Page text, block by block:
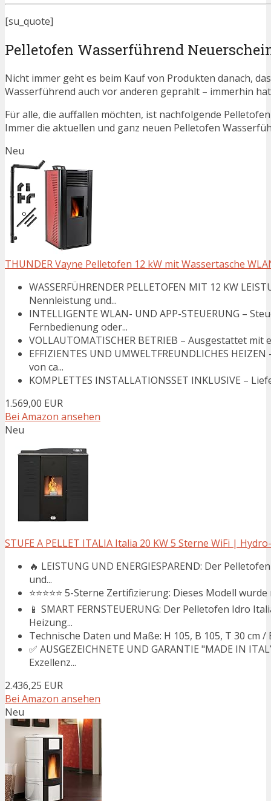
[su_quote]
Pelletofen Wasserführend
Nicht immer geht es beim Kauf von Produkten danach,
Wasserführend auch vor anderen geprahlt – immerhin
Für alle, die auffallen möchten, ist nachfolgende
Immer die aktuellen und ganz neuen Pelletofen
Neu
THUNDER Vayne Pelletofen 12 kW mit Wassertasche
WASSERFÜHRENDER PELLETOFEN MIT 12 KW
Nennleistung und...
INTELLIGENTE WLAN- UND APP-STEUERUNG –
Fernbedienung oder...
VOLLAUTOMATISCHER BETRIEB – Ausgestattet
EFFIZIENTES UND UMWELTFREUNDLICHES
von ca...
KOMPLETTES INSTALLATIONSSET INKLUSIVE –
1.569,00 EUR
Bei Amazon ansehen
Neu
STUFE A PELLET ITALIA Italia 20 KW 5 Sterne WiFi |
🔥 LEISTUNG UND ENERGIESPAREND: Der
und...
⭐⭐⭐⭐⭐ 5-Sterne Zertifizierung: Dieses Modell
📱 SMART FERNSTEUERUNG: Der Pelletofen Idro
Heizung...
Technische Daten und Maße: H 105, B 105, T 30 cm
✅ AUSGEZEICHNETE UND GARANTIE "MADE IN
Exzellenz...
2.436,25 EUR
Bei Amazon ansehen
Neu